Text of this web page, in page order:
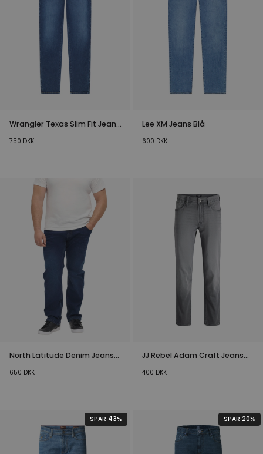
Wrangler Texas Slim Fit Jeans
750 DKK
Lee XM Jeans Blå
600 DKK
North Latitude Denim Jeans
650 DKK
JJ Rebel Adam Craft Jeans
400 DKK
SPAR 43% SPAR 20%